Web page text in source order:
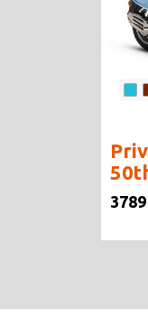
3789